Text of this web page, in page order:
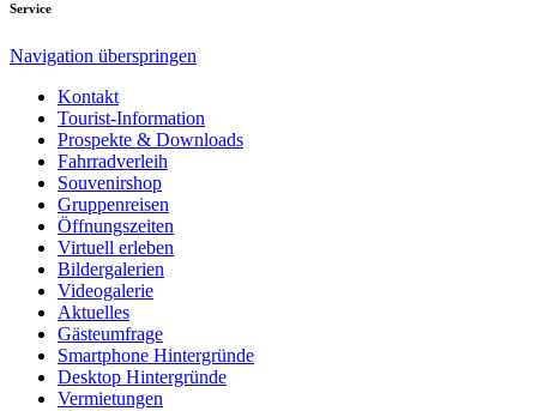
Service
Navigation überspringen
Kontakt
Tourist-Information
Prospekte & Downloads
Fahrradverleih
Souvenirshop
Gruppenreisen
Öffnungszeiten
Virtuell erleben
Bildergalerien
Videogalerie
Aktuelles
Gästeumfrage
Smartphone Hintergründe
Desktop Hintergründe
Vermietungen